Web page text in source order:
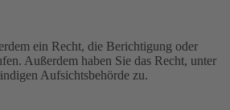
ein Recht, die Berichtigung oder
Außerdem haben Sie das Recht, unter
Aufsichtsbehörde zu.